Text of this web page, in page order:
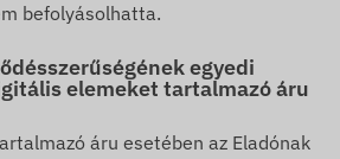
befolyásolhatta.
egyedi
elemeket tartalmazó áru
áru esetében az Eladónak